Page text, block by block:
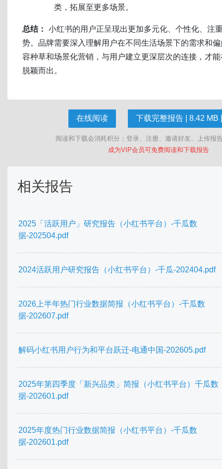
类，拓展至更多场景。
总结： 小红书的用户正呈现出更加多元化、个性化、注
势。品牌需要深入理解用户在不同生活场景下的需求和
容种草和场景化营销，与用户建立更深层次的连接，才
脱颖而出。
在线阅读 下载完整报告 | 8.42 MB
阅读和下载会消耗积分；登录、注册、邀请好友、上传报
成为VIP会员可免费阅读和下载报告
相关报告
2025「活跃用户」研究报告（小红书平台）-千瓜数
据-202504.pdf
2024活跃用户研究报告（小红书平台）-千瓜-202404.pdf
2026上半年热门行业数据简报（小红书平台）-千瓜数
据-202607.pdf
解码小红书用户行为和平台跃迁-电通中国-202605.pdf
2025年第四季度「新兴品类」简报（小红书平台）千瓜数
据-202601.pdf
2025年度热门行业数据简报（小红书平台）-千瓜数
据-202601.pdf